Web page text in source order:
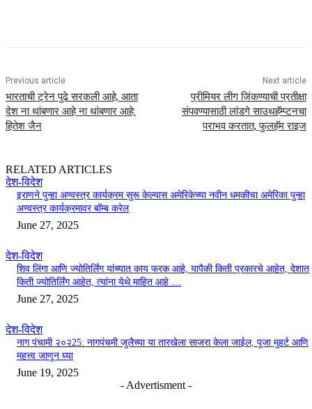
Previous article
भारताची ट्रेन पुढे सरकली आहे, आता
देश ना थांबणार आहे ना थांबणार आहे:
हितेश जैन
Next article
प्रीमियर लीग जिंकण्याची प्रतीक्षा
संपवण्यासाठी लांडगे साउथहॅम्प्टनचा
पराभव करतात, फुलहॅम राइज
RELATED ARTICLES
देश-विदेश
इराणने पुन्हा अण्वस्त्र कार्यक्रम सुरू केल्यास अमेरिकेच्या नवीन धमकीचा अमेरिका पुन्हा
अण्वस्त्र कार्यक्रमावर बॉम्ब करेल
June 27, 2025
देश-विदेश
शिव लिंगा आणि ज्योतिर्लिंग यांच्यात काय फरक आहे, यापैकी किती प्रकारचे आहेत, देशात
किती ज्योतिर्लिंग आहेत, त्यांना येथे माहित आहे …
June 27, 2025
देश-विदेश
नाग पंचामी २०२25: नागपंचमी जुलैच्या या तारखेला साजरा केला जाईल, पूजा मुहर्ट आणि
महत्त्व जाणून घ्या
June 19, 2025
- Advertisment -